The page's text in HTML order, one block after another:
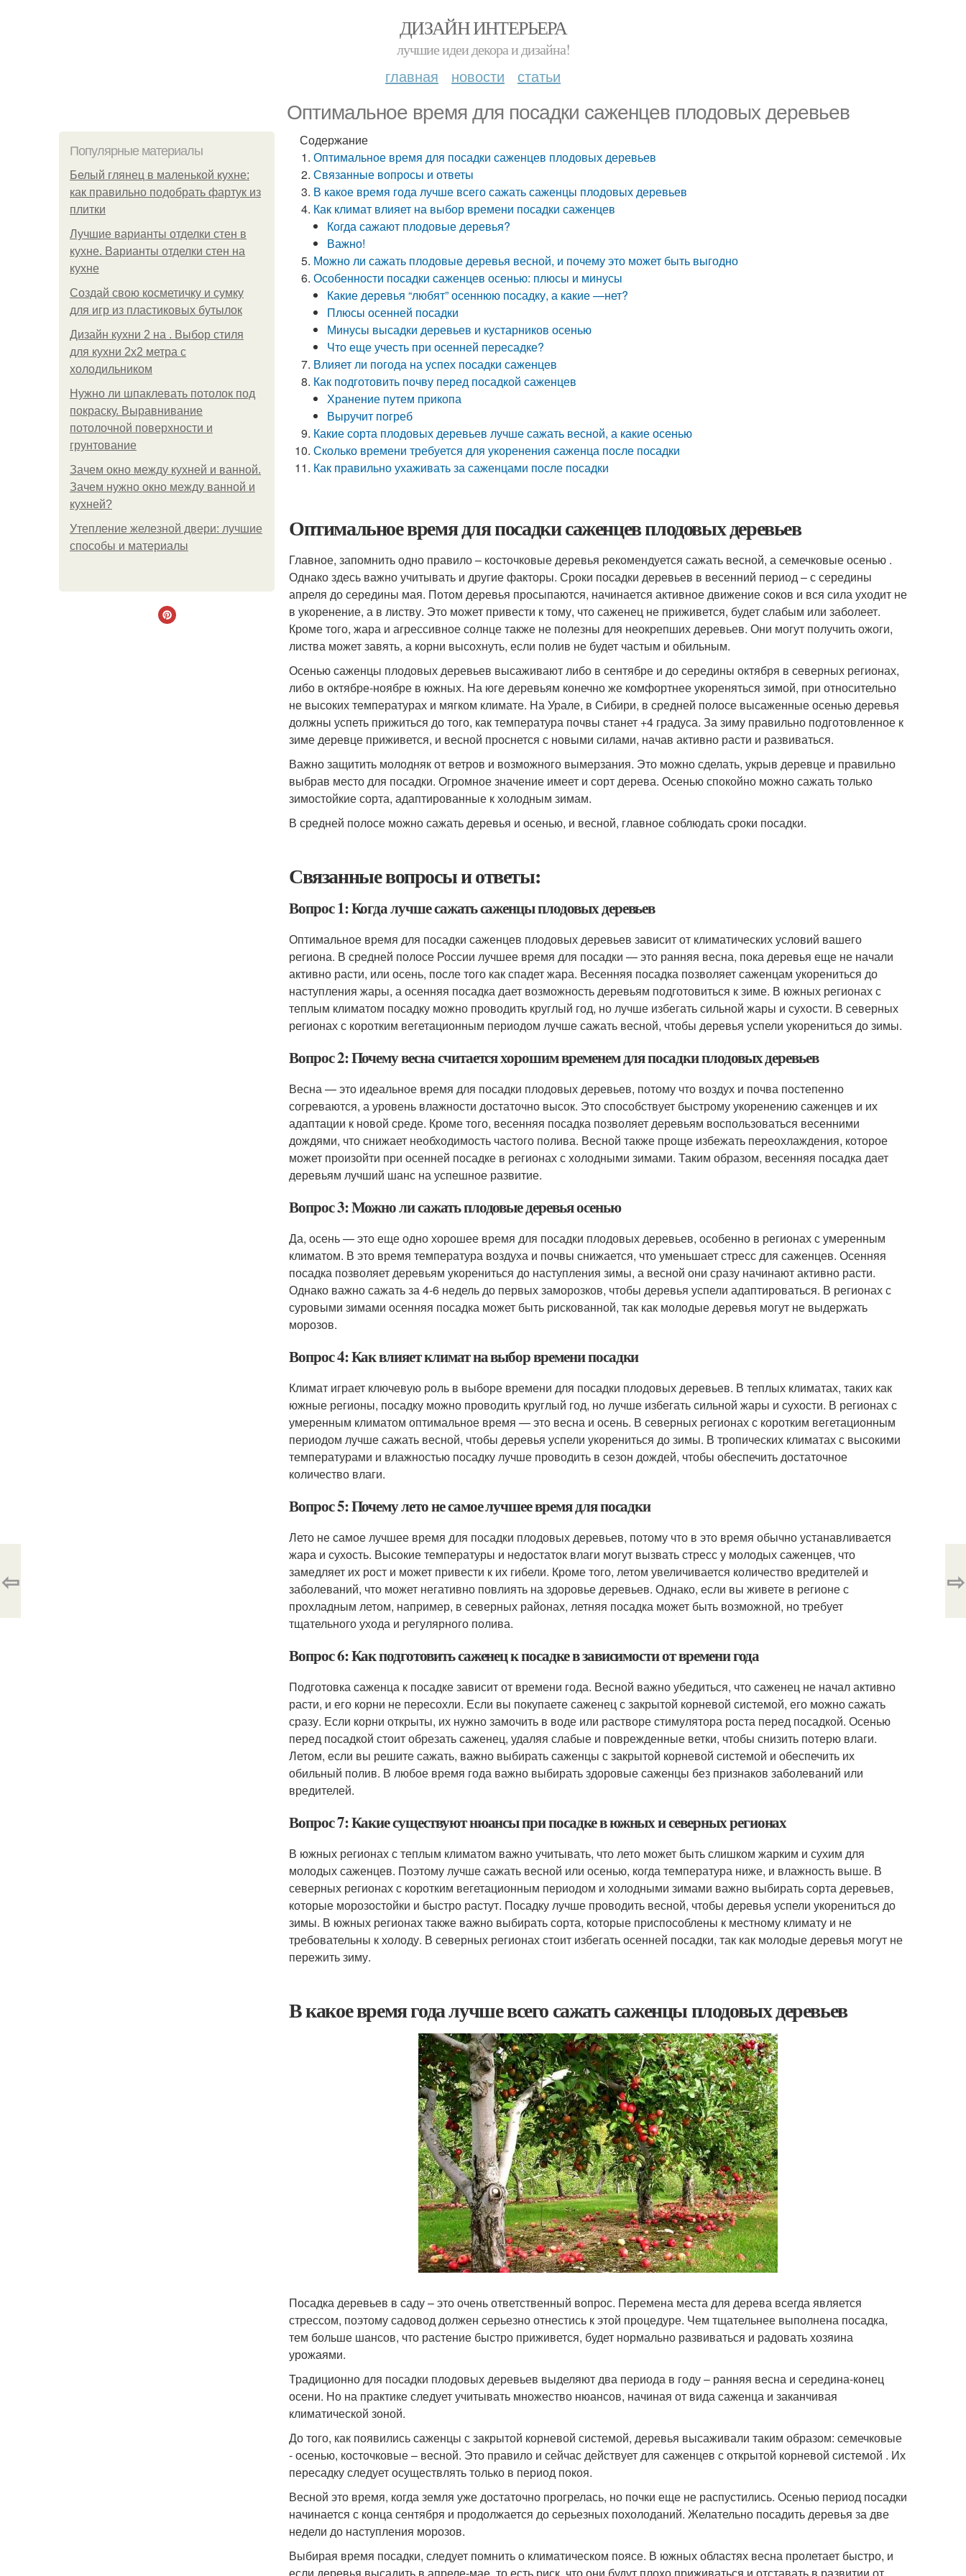
ДИЗАЙН ИНТЕРЬЕРА
лучшие идеи декора и дизайна!
главная новости статьи
Оптимальное время для посадки саженцев плодовых деревьев
Популярные материалы
Белый глянец в маленькой кухне:
как правильно подобрать фартук из
плитки
Лучшие варианты отделки стен в
кухне. Варианты отделки стен на
кухне
Создай свою косметичку и сумку
для игр из пластиковых бутылок
Дизайн кухни 2 на . Выбор стиля
для кухни 2х2 метра с
холодильником
Нужно ли шпаклевать потолок под
покраску. Выравнивание
потолочной поверхности и
грунтование
Зачем окно между кухней и ванной.
Зачем нужно окно между ванной и
кухней?
Утепление железной двери: лучшие
способы и материалы
Содержание
Оптимальное время для посадки саженцев плодовых деревьев
Связанные вопросы и ответы
В какое время года лучше всего сажать саженцы плодовых деревьев
Как климат влияет на выбор времени посадки саженцев
Когда сажают плодовые деревья?
Важно!
Можно ли сажать плодовые деревья весной, и почему это может быть выгодно
Особенности посадки саженцев осенью: плюсы и минусы
Какие деревья “любят” осеннюю посадку, а какие —нет?
Плюсы осенней посадки
Минусы высадки деревьев и кустарников осенью
Что еще учесть при осенней пересадке?
Влияет ли погода на успех посадки саженцев
Как подготовить почву перед посадкой саженцев
Хранение путем прикопа
Выручит погреб
Какие сорта плодовых деревьев лучше сажать весной, а какие осенью
Сколько времени требуется для укоренения саженца после посадки
Как правильно ухаживать за саженцами после посадки
Оптимальное время для посадки саженцев плодовых деревьев
Главное, запомнить одно правило – косточковые деревья рекомендуется сажать весной, а семечковые осенью .
Однако здесь важно учитывать и другие факторы. Сроки посадки деревьев в весенний период – с середины
апреля до середины мая. Потом деревья просыпаются, начинается активное движение соков и вся сила уходит не
в укоренение, а в листву. Это может привести к тому, что саженец не приживется, будет слабым или заболеет.
Кроме того, жара и агрессивное солнце также не полезны для неокрепших деревьев. Они могут получить ожоги,
листва может завять, а корни высохнуть, если полив не будет частым и обильным.
Осенью саженцы плодовых деревьев высаживают либо в сентябре и до середины октября в северных регионах,
либо в октябре-ноябре в южных. На юге деревьям конечно же комфортнее укореняться зимой, при относительно
не высоких температурах и мягком климате. На Урале, в Сибири, в средней полосе высаженные осенью деревья
должны успеть прижиться до того, как температура почвы станет +4 градуса. За зиму правильно подготовленное к
зиме деревце приживется, и весной проснется с новыми силами, начав активно расти и развиваться.
Важно защитить молодняк от ветров и возможного вымерзания. Это можно сделать, укрыв деревце и правильно
выбрав место для посадки. Огромное значение имеет и сорт дерева. Осенью спокойно можно сажать только
зимостойкие сорта, адаптированные к холодным зимам.
В средней полосе можно сажать деревья и осенью, и весной, главное соблюдать сроки посадки.
Связанные вопросы и ответы:
Вопрос 1: Когда лучше сажать саженцы плодовых деревьев
Оптимальное время для посадки саженцев плодовых деревьев зависит от климатических условий вашего
региона. В средней полосе России лучшее время для посадки — это ранняя весна, пока деревья еще не начали
активно расти, или осень, после того как спадет жара. Весенняя посадка позволяет саженцам укорениться до
наступления жары, а осенняя посадка дает возможность деревьям подготовиться к зиме. В южных регионах с
теплым климатом посадку можно проводить круглый год, но лучше избегать сильной жары и сухости. В северных
регионах с коротким вегетационным периодом лучше сажать весной, чтобы деревья успели укорениться до зимы.
Вопрос 2: Почему весна считается хорошим временем для посадки плодовых деревьев
Весна — это идеальное время для посадки плодовых деревьев, потому что воздух и почва постепенно
согреваются, а уровень влажности достаточно высок. Это способствует быстрому укоренению саженцев и их
адаптации к новой среде. Кроме того, весенняя посадка позволяет деревьям воспользоваться весенними
дождями, что снижает необходимость частого полива. Весной также проще избежать переохлаждения, которое
может произойти при осенней посадке в регионах с холодными зимами. Таким образом, весенняя посадка дает
деревьям лучший шанс на успешное развитие.
Вопрос 3: Можно ли сажать плодовые деревья осенью
Да, осень — это еще одно хорошее время для посадки плодовых деревьев, особенно в регионах с умеренным
климатом. В это время температура воздуха и почвы снижается, что уменьшает стресс для саженцев. Осенняя
посадка позволяет деревьям укорениться до наступления зимы, а весной они сразу начинают активно расти.
Однако важно сажать за 4-6 недель до первых заморозков, чтобы деревья успели адаптироваться. В регионах с
суровыми зимами осенняя посадка может быть рискованной, так как молодые деревья могут не выдержать
морозов.
Вопрос 4: Как влияет климат на выбор времени посадки
Климат играет ключевую роль в выборе времени для посадки плодовых деревьев. В теплых климатах, таких как
южные регионы, посадку можно проводить круглый год, но лучше избегать сильной жары и сухости. В регионах с
умеренным климатом оптимальное время — это весна и осень. В северных регионах с коротким вегетационным
периодом лучше сажать весной, чтобы деревья успели укорениться до зимы. В тропических климатах с высокими
температурами и влажностью посадку лучше проводить в сезон дождей, чтобы обеспечить достаточное
количество влаги.
Вопрос 5: Почему лето не самое лучшее время для посадки
Лето не самое лучшее время для посадки плодовых деревьев, потому что в это время обычно устанавливается
жара и сухость. Высокие температуры и недостаток влаги могут вызвать стресс у молодых саженцев, что
замедляет их рост и может привести к их гибели. Кроме того, летом увеличивается количество вредителей и
заболеваний, что может негативно повлиять на здоровье деревьев. Однако, если вы живете в регионе с
прохладным летом, например, в северных районах, летняя посадка может быть возможной, но требует
тщательного ухода и регулярного полива.
Вопрос 6: Как подготовить саженец к посадке в зависимости от времени года
Подготовка саженца к посадке зависит от времени года. Весной важно убедиться, что саженец не начал активно
расти, и его корни не пересохли. Если вы покупаете саженец с закрытой корневой системой, его можно сажать
сразу. Если корни открыты, их нужно замочить в воде или растворе стимулятора роста перед посадкой. Осенью
перед посадкой стоит обрезать саженец, удаляя слабые и поврежденные ветки, чтобы снизить потерю влаги.
Летом, если вы решите сажать, важно выбирать саженцы с закрытой корневой системой и обеспечить их
обильный полив. В любое время года важно выбирать здоровые саженцы без признаков заболеваний или
вредителей.
Вопрос 7: Какие существуют нюансы при посадке в южных и северных регионах
В южных регионах с теплым климатом важно учитывать, что лето может быть слишком жарким и сухим для
молодых саженцев. Поэтому лучше сажать весной или осенью, когда температура ниже, и влажность выше. В
северных регионах с коротким вегетационным периодом и холодными зимами важно выбирать сорта деревьев,
которые морозостойки и быстро растут. Посадку лучше проводить весной, чтобы деревья успели укорениться до
зимы. В южных регионах также важно выбирать сорта, которые приспособлены к местному климату и не
требовательны к холоду. В северных регионах стоит избегать осенней посадки, так как молодые деревья могут не
пережить зиму.
В какое время года лучше всего сажать саженцы плодовых деревьев
Посадка деревьев в саду – это очень ответственный вопрос. Перемена места для дерева всегда является
стрессом, поэтому садовод должен серьезно отнестись к этой процедуре. Чем тщательнее выполнена посадка,
тем больше шансов, что растение быстро приживется, будет нормально развиваться и радовать хозяина
урожаями.
Традиционно для посадки плодовых деревьев выделяют два периода в году – ранняя весна и середина-конец
осени. Но на практике следует учитывать множество нюансов, начиная от вида саженца и заканчивая
климатической зоной.
До того, как появились саженцы с закрытой корневой системой, деревья высаживали таким образом: семечковые
- осенью, косточковые – весной. Это правило и сейчас действует для саженцев с открытой корневой системой . Их
пересадку следует осуществлять только в период покоя.
Весной это время, когда земля уже достаточно прогрелась, но почки еще не распустились. Осенью период посадки
начинается с конца сентября и продолжается до серьезных похолоданий. Желательно посадить деревья за две
недели до наступления морозов.
Выбирая время посадки, следует помнить о климатическом поясе. В южных областях весна пролетает быстро, и
⇦ ⇨